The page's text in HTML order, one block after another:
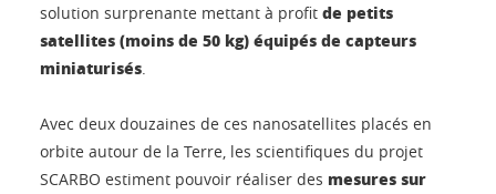
solution surprenante mettant à profit de petits
satellites (moins de 50 kg) équipés de capteurs
miniaturisés.
Avec deux douzaines de ces nanosatellites placés en
orbite autour de la Terre, les scientifiques du projet
SCARBO estiment pouvoir réaliser des mesures sur